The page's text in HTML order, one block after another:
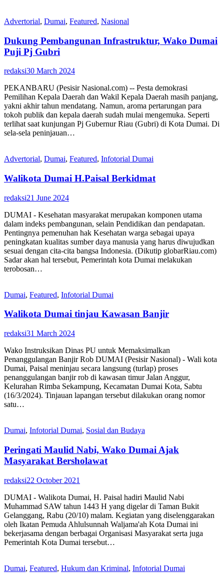
Advertorial, Dumai, Featured, Nasional
Dukung Pembangunan Infrastruktur, Wako Dumai
Puji Pj Gubri
redaksi30 March 2024
PEKANBARU (Pesisir Nasional.com) -- Pesta demokrasi
Pemilihan Kepala Daerah dan Wakil Kepala Daerah masih panjang,
yakni akhir tahun mendatang. Namun, aroma pertarungan para
tokoh publik dan kepala daerah sudah mulai mengemuka. Seperti
terlihat saat kunjungan Pj Gubernur Riau (Gubri) di Kota Dumai. Di
sela-sela peninjauan…
Advertorial, Dumai, Featured, Infotorial Dumai
Walikota Dumai H.Paisal Berkidmat
redaksi21 June 2024
DUMAI - Kesehatan masyarakat merupakan komponen utama
dalam indeks pembangunan, selain Pendidikan dan pendapatan.
Pentingnya pemenuhan hak Kesehatan warga sebagai upaya
peningkatan kualitas sumber daya manusia yang harus diwujudkan
sesuai dengan cita-cita bangsa Indonesia. (Dikutip globarRiau.com)
Sadar akan hal tersebut, Pemerintah kota Dumai melakukan
terobosan…
Dumai, Featured, Infotorial Dumai
Walikota Dumai tinjau Kawasan Banjir
redaksi31 March 2024
Wako Instruksikan Dinas PU untuk Memaksimalkan
Penanggulangan Banjir Rob DUMAI (Pesisir Nasional) - Wali kota
Dumai, Paisal meninjau secara langsung (turlap) proses
penanggulangan banjir rob di kawasan timur Jalan Anggur,
Kelurahan Rimba Sekampung, Kecamatan Dumai Kota, Sabtu
(16/3/2024). Tinjauan lapangan tersebut dilakukan orang nomor
satu…
Dumai, Infotorial Dumai, Sosial dan Budaya
Peringati Maulid Nabi, Wako Dumai Ajak
Masyarakat Bersholawat
redaksi22 October 2021
DUMAI - Walikota Dumai, H. Paisal hadiri Maulid Nabi
Muhammad SAW tahun 1443 H yang digelar di Taman Bukit
Gelanggang, Rabu (20/10) malam. Kegiatan yang diselenggarakan
oleh Ikatan Pemuda Ahlulsunnah Waljama'ah Kota Dumai ini
bekerjasama dengan berbagai Organisasi Masyarakat serta juga
Pemerintah Kota Dumai tersebut…
Dumai, Featured, Hukum dan Kriminal, Infotorial Dumai